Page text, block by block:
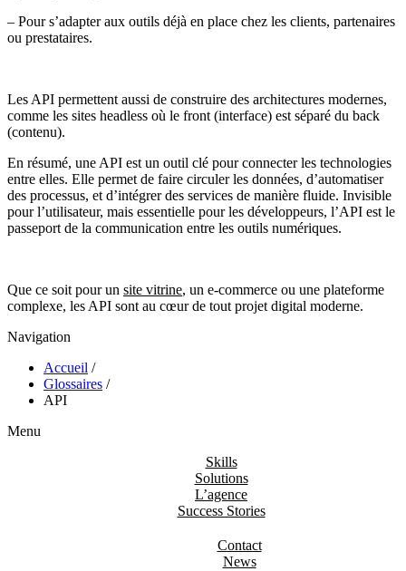
– Pour s’adapter aux outils déjà en place chez les clients, partenaires
ou prestataires.
Les API permettent aussi de construire des architectures modernes,
comme les sites headless où le front (interface) est séparé du back
(contenu).
En résumé, une API est un outil clé pour connecter les technologies
entre elles. Elle permet de faire circuler les données, d’automatiser
des processus, et d’intégrer des services de manière fluide. Invisible
pour l’utilisateur, mais essentielle pour les développeurs, l’API est le
passeport de la communication entre les outils numériques.
Que ce soit pour un site vitrine, un e-commerce ou une plateforme
complexe, les API sont au cœur de tout projet digital moderne.
Navigation
Accueil /
Glossaires /
API
Menu
Skills
Solutions
L’agence
Success Stories
Contact
News